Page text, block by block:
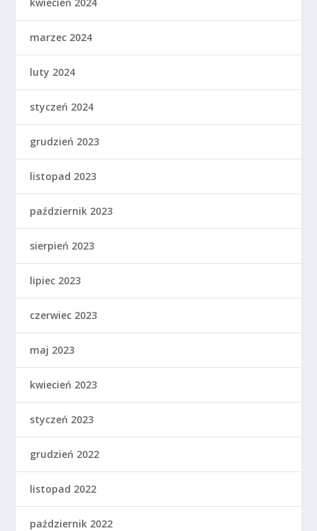
marzec 2024
luty 2024
styczeń 2024
grudzień 2023
listopad 2023
październik 2023
sierpień 2023
lipiec 2023
czerwiec 2023
maj 2023
kwiecień 2023
styczeń 2023
grudzień 2022
listopad 2022
październik 2022